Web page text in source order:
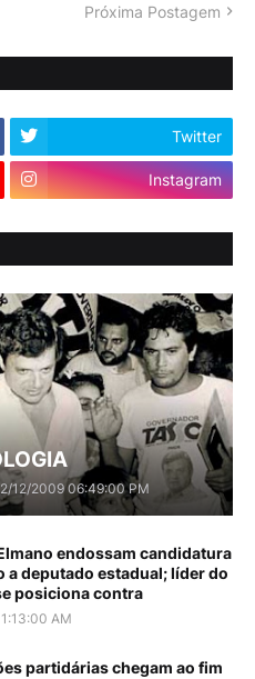
Próxima Postagem
Twitter
Instagram
2/12/2009 06:49:00 PM
endossam candidatura
a deputado estadual; líder do
posiciona contra
AM
partidárias chegam ao fim